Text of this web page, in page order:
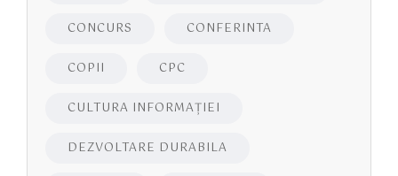
CONCURS CONFERINTA
COPII CPC
CULTURA INFORMAŢIEI
DEZVOLTARE DURABILA